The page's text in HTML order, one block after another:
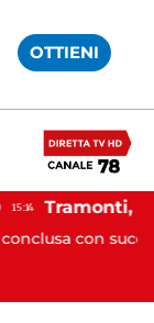
OTTIENI
successo, alle